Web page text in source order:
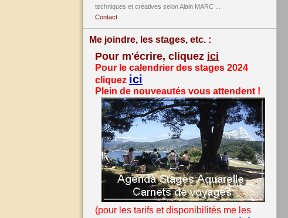
techniques et créatives selon Alain MARC ...
Contact
Me joindre, les stages, etc. :
Pour m'écrire, cliquez ici
Pour le calendrier des stages 2024
cliquez ici
Plein de nouveautés vous attendent !
(pour les tarifs et disponibilités me les